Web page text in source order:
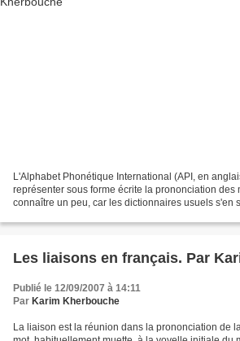
L'Alphabet Phonétique International (API, en
représenter sous forme écrite la prononciation des
connaître un peu, car les dictionnaires usuels s'en
Les liaisons en français. Par
Publié le 12/09/2007 à 14:11
Par Karim Kherbouche
La liaison est la réunion dans la prononciation de